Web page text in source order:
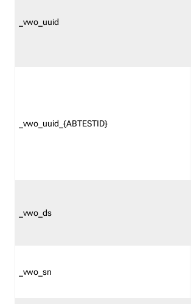
_vwo_uuid
_vwo_uuid_{ABTESTID}
_vwo_ds
_vwo_sn